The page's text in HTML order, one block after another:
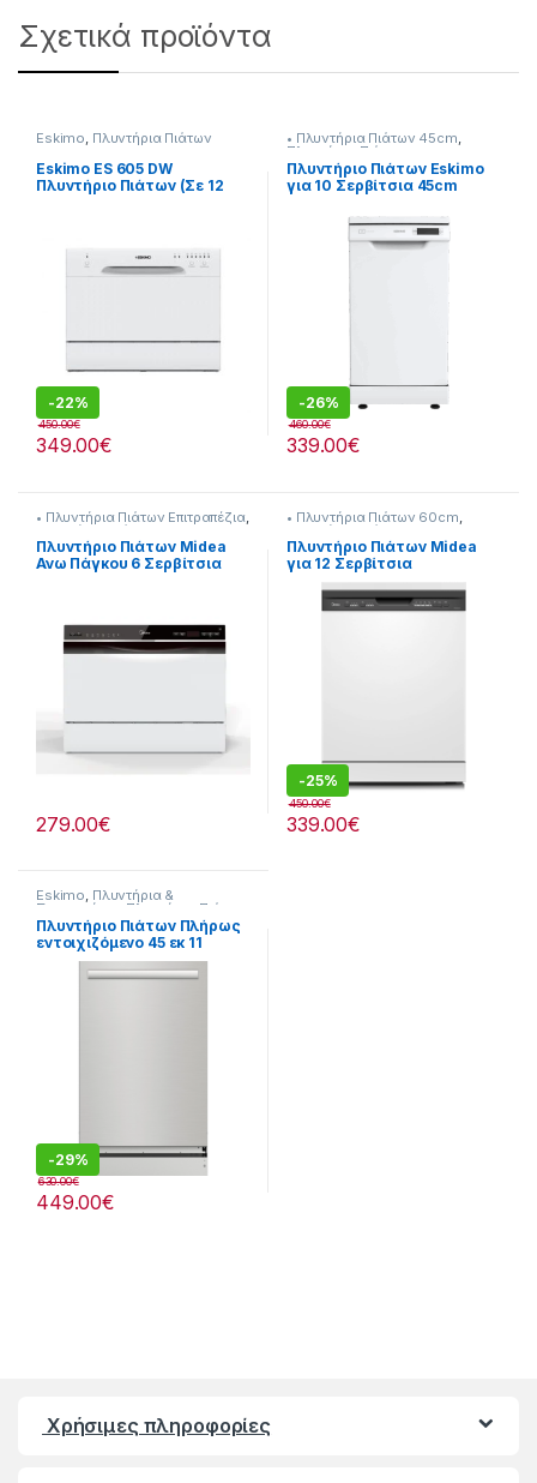
Σχετικά προϊόντα
Eskimo, Πλυντήρια Πιάτων
Eskimo ES 605 DW
Πλυντήριο Πιάτων (Σε 12
-22%
349.00€
450.00€
• Πλυντήρια Πιάτων 45cm,
Πλυντήρια Πιάτων
Πλυντήριο Πιάτων Eskimo
για 10 Σερβίτσια 45cm
-26%
339.00€
460.00€
• Πλυντήρια Πιάτων Επιτραπέζια,
Πλυντήρια Πιάτων
Πλυντήριο Πιάτων Midea
Ανω Πάγκου 6 Σερβίτσια
279.00€
• Πλυντήρια Πιάτων 60cm,
Πλυντήρια Πιάτων
Πλυντήριο Πιάτων Midea
για 12 Σερβίτσια
Π59.8xY84.5εκ. Λευκό
[909182012]
-25%
339.00€
450.00€
Eskimo, Πλυντήρια &
Στεγνωτήρια Πλυντήρια Πιάτων
Πλυντήριο Πιάτων Πλήρως
εντοιχιζόμενο 45 εκ 11
Σερβίτσια 6 Προγράμματα
909182007
-29%
449.00€
630.00€
Χρήσιμες πληροφορίες